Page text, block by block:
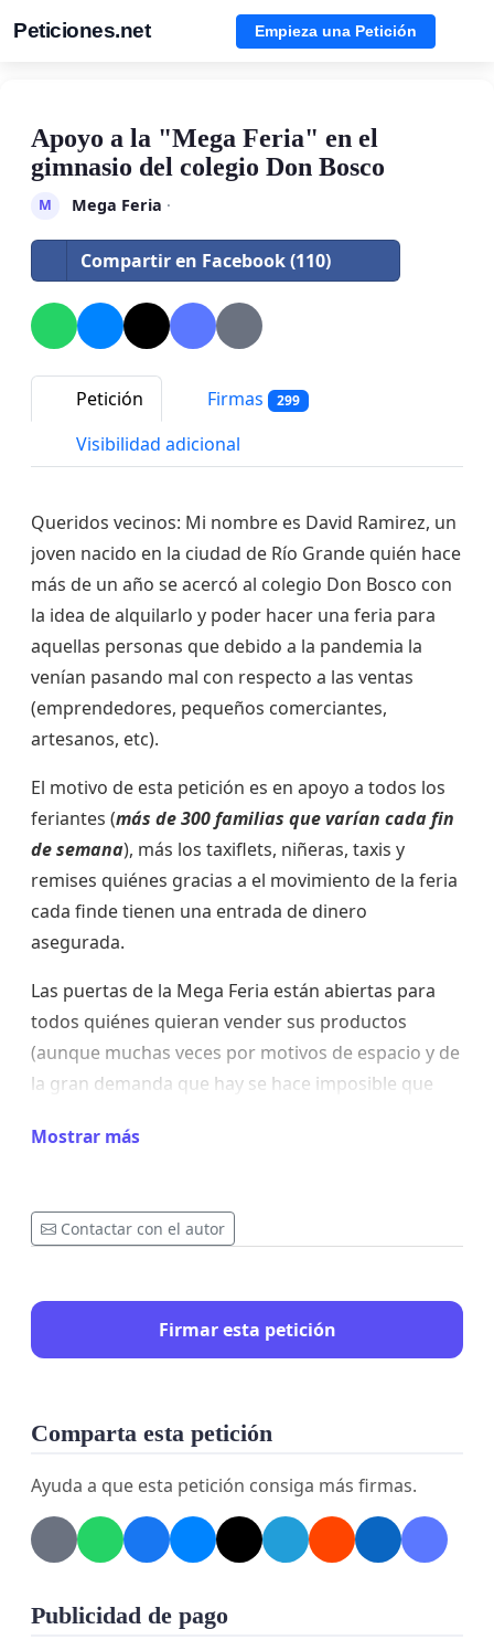
Peticiones.net Empieza una Petición
Apoyo a la "Mega Feria" en el
gimnasio del colegio Don Bosco
M Mega Feria ·
Compartir en Facebook (110)
Petición Firmas 299
Visibilidad adicional
Queridos vecinos: Mi nombre es David Ramirez, un
joven nacido en la ciudad de Río Grande quién hace
más de un año se acercó al colegio Don Bosco con
la idea de alquilarlo y poder hacer una feria para
aquellas personas que debido a la pandemia la
venían pasando mal con respecto a las ventas
(emprendedores, pequeños comerciantes,
artesanos, etc).
El motivo de esta petición es en apoyo a todos los
feriantes (más de300familias que varían cada fin
de semana), más los taxiflets, niñeras, taxis y
remises quiénes gracias a el movimiento de la feria
cada finde tienen una entrada de dinero
asegurada.
Las puertas de la Mega Feria están abiertas para
todos quiénes quieran vender sus productos
(aunque muchas veces por motivos de espacio y de
la gran demanda que hay se hace imposible que
apoyo y que podamos seguir disfrutando del paseo
Sin más
Mostrar más
Contactar con el autor
Firmar esta petición
Comparta esta petición
Ayuda a que esta petición consiga más firmas.
Publicidad de pago